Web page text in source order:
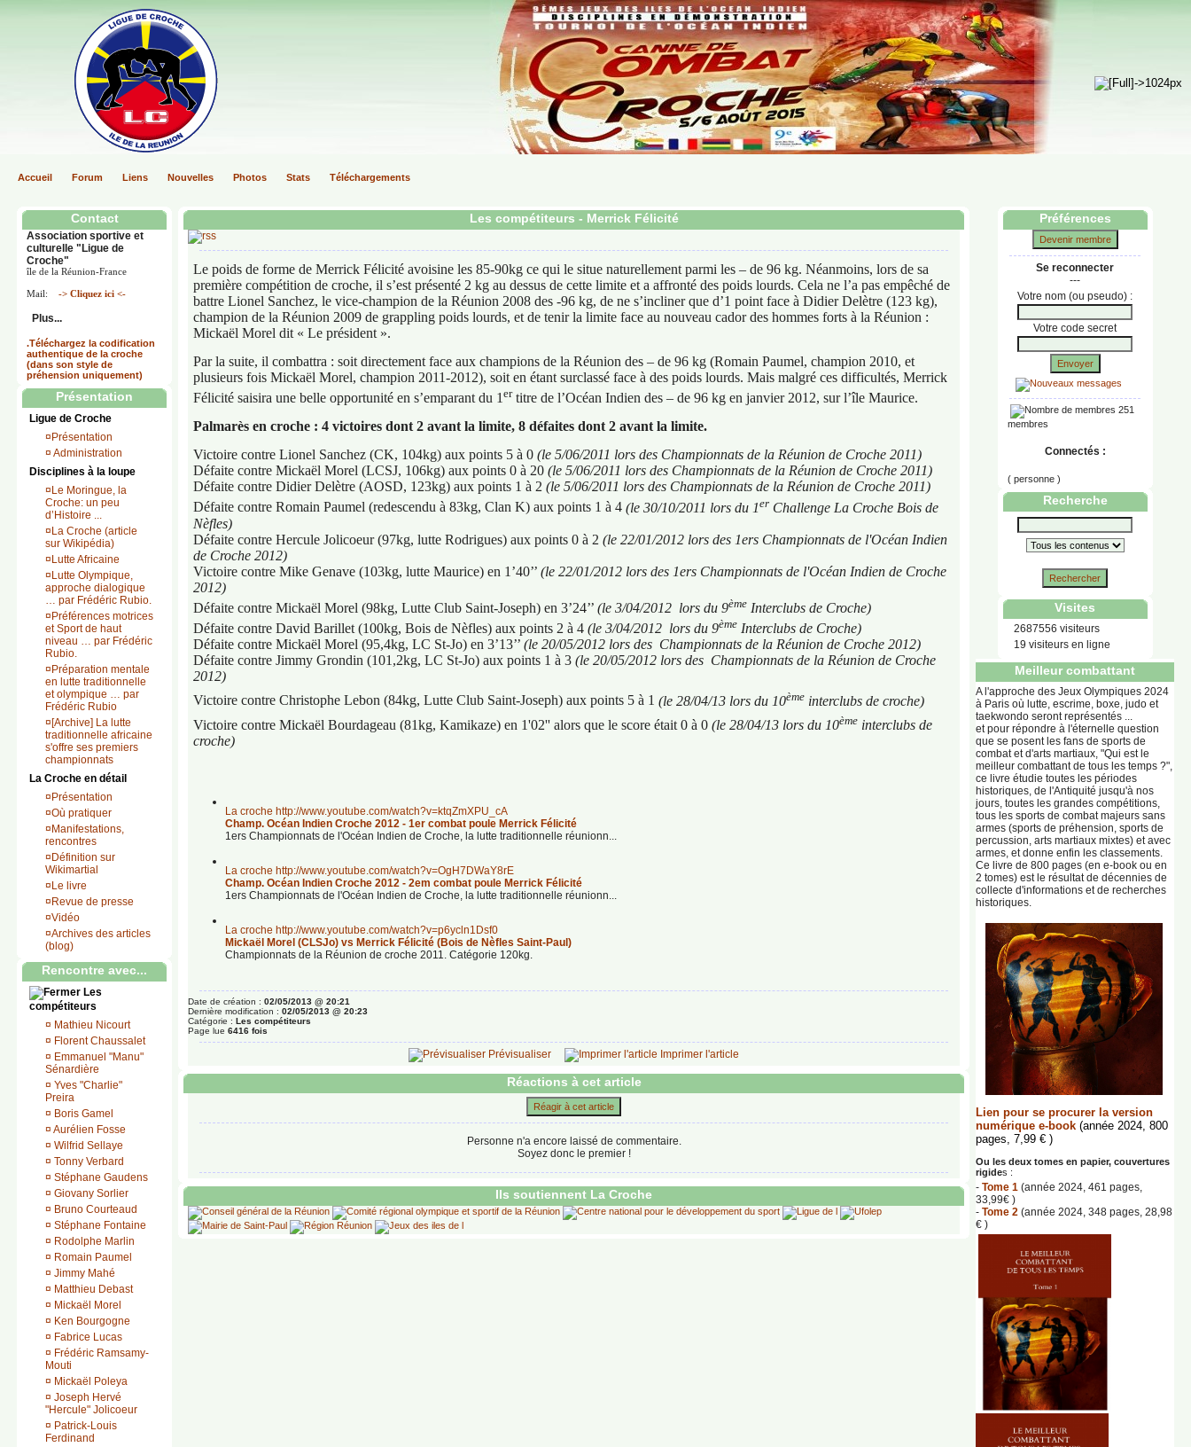
Accueil Forum Liens Nouvelles Photos Stats Téléchargements
Contact
Association sportive et
culturelle "Ligue de
Croche"
île de la Réunion-France
Mail: -> Cliquez ici <-
Plus...
.Téléchargez la codification
authentique de la croche
(dans son style de
préhension uniquement)
Présentation
Ligue de Croche
¤ Présentation
¤ Administration
Disciplines à la loupe
¤ Le Moringue, la
Croche: un peu
d’Histoire ...
¤ La Croche (article
sur Wikipédia)
¤ Lutte Africaine
¤ Lutte Olympique,
approche dialogique
… par Frédéric Rubio.
¤ Préférences motrices
et Sport de haut
niveau … par Frédéric
Rubio.
¤ Préparation mentale
en lutte traditionnelle
et olympique … par
Frédéric Rubio
¤[Archive] La lutte
traditionnelle africaine
s'offre ses premiers
championnats
La Croche en détail
¤ Présentation
¤Où pratiquer
¤ Manifestations,
rencontres
¤ Définition sur
Wikimartial
¤ Le livre
¤ Revue de presse
¤Vidéo
¤Archives des articles
(blog)
Rencontre avec...
Les
compétiteurs
¤ Mathieu Nicourt
¤ Florent Chaussalet
¤ Emmanuel "Manu"
Sénardière
¤ Yves "Charlie"
Preira
¤ Boris Gamel
¤ Aurélien Fosse
¤ Wilfrid Sellaye
¤ Tonny Verbard
¤ Stéphane Gaudens
¤ Giovany Sorlier
¤ Bruno Courteaud
¤ Stéphane Fontaine
¤ Rodolphe Marlin
¤ Romain Paumel
¤ Jimmy Mahé
¤ Matthieu Debast
¤ Mickaël Morel
¤ Ken Bourgogne
¤ Fabrice Lucas
¤ Frédéric Ramsamy-
Mouti
¤ Mickaël Poleya
¤ Joseph Hervé
"Hercule" Jolicoeur
¤ Patrick-Louis
Ferdinand
Les compétiteurs - Merrick Félicité
Le poids de forme de Merrick Félicité avoisine les 85-90kg ce qui le situe naturellement parmi les – de 96 kg. Néanmoins, lors de sa
première compétition de croche, il s’est présenté 2 kg au dessus de cette limite et a affronté des poids lourds. Cela ne l’a pas empêché de
battre Lionel Sanchez, le vice-champion de la Réunion 2008 des -96 kg, de ne s’incliner que d’1 point face à Didier Delètre (123 kg),
champion de la Réunion 2009 de grappling poids lourds, et de tenir la limite face au nouveau cador des hommes forts à la Réunion :
Mickaël Morel dit « Le président ».
Par la suite, il combattra : soit directement face aux champions de la Réunion des – de 96 kg (Romain Paumel, champion 2010, et
plusieurs fois Mickaël Morel, champion 2011-2012), soit en étant surclassé face à des poids lourds. Mais malgré ces difficultés, Merrick
Félicité saisira une belle opportunité en s’emparant du 1 ertitre de l’Océan Indien des – de 96 kg en janvier 2012, sur l’île Maurice.
Palmarès en croche : 4 victoires dont 2 avant la limite, 8 défaites dont 2 avant la limite.
Victoire contre Lionel Sanchez (CK, 104kg) aux points 5 à 0 (le 5/06/2011 lors des Championnats de la Réunion de Croche 2011)
Défaite contre Mickaël Morel (LCSJ, 106kg) aux points 0 à 20 (le 5/06/2011 lors des Championnats de la Réunion de Croche 2011)
Défaite contre Didier Delètre (AOSD, 123kg) aux points 1 à 2 (le 5/06/2011 lors des Championnats de la Réunion de Croche 2011)
Défaite contre Romain Paumel (redescendu à 83kg, Clan K) aux points 1 à 4 (le 30/10/2011 lors du 1er Challenge La Croche Bois de
Nèfles)
Défaite contre Hercule Jolicoeur (97kg, lutte Rodrigues) aux points 0 à 2 (le 22/01/2012 lors des 1ers Championnats de l'Océan Indien
de Croche 2012)
Victoire contre Mike Genave (103kg, lutte Maurice) en 1’40’’ (le 22/01/2012 lors des 1ers Championnats de l'Océan Indien de Croche
2012)
Défaite contre Mickaël Morel (98kg, Lutte Club Saint-Joseph) en 3’24’’ (le 3/04/2012 lors du 9ème Interclubs de Croche)
Défaite contre David Barillet (100kg, Bois de Nèfles) aux points 2 à 4 (le 3/04/2012 lors du 9ème Interclubs de Croche)
Défaite contre Mickaël Morel (95,4kg, LC St-Jo) en 3’13’’ (le 20/05/2012 lors des Championnats de la Réunion de Croche 2012)
Défaite contre Jimmy Grondin (101,2kg, LC St-Jo) aux points 1 à 3 (le 20/05/2012 lors des Championnats de la Réunion de Croche
2012)
Victoire contre Christophe Lebon (84kg, Lutte Club Saint-Joseph) aux points 5 à 1 (le 28/04/13 lors du 10ème interclubs de croche)
Victoire contre Mickaël Bourdageau (81kg, Kamikaze) en 1'02'' alors que le score était 0 à 0 (le 28/04/13 lors du 10ème interclubs de
croche)
La croche http://www.youtube.com/watch?v=ktqZmXPU_cA
Champ. Océan Indien Croche 2012 - 1er combat poule Merrick Félicité
‎1ers Championnats de l'Océan Indien de Croche, la lutte traditionnelle réunionn...
La croche http://www.youtube.com/watch?v=OgH7DWaY8rE
Champ. Océan Indien Croche 2012 - 2em combat poule Merrick Félicité
‎1ers Championnats de l'Océan Indien de Croche, la lutte traditionnelle réunionn...
La croche http://www.youtube.com/watch?v=p6ycln1Dsf0
Mickaël Morel (CLSJo) vs Merrick Félicité (Bois de Nèfles Saint-Paul)
Championnats de la Réunion de croche 2011. Catégorie 120kg.
Date de création : 02/05/2013 @ 20:21
Dernière modification : 02/05/2013 @ 20:23
Catégorie : Les compétiteurs
Page lue 6416 fois
Prévisualiser Imprimer l'article
Réactions à cet article
Réagir à cet article
Personne n'a encore laissé de commentaire.
Soyez donc le premier !
Ils soutiennent La Croche
Préférences
Devenir membre
Se reconnecter
---
Votre nom (ou pseudo) :
Votre code secret
Envoyer
251
membres
Connectés :
( personne )
Recherche
Rechercher
Visites
2687556 visiteurs
19 visiteurs en ligne
Meilleur combattant
A l'approche des Jeux Olympiques 2024
à Paris où lutte, escrime, boxe, judo et
taekwondo seront représentés ...
et pour répondre à l'éternelle question
que se posent les fans de sports de
combat et d'arts martiaux, "Qui est le
meilleur combattant de tous les temps ?",
ce livre étudie toutes les périodes
historiques, de l'Antiquité jusqu'à nos
jours, toutes les grandes compétitions,
tous les sports de combat majeurs sans
armes (sports de préhension, sports de
percussion, arts martiaux mixtes) et avec
armes, et donne enfin les classements.
Ce livre de 800 pages (en e-book ou en
2 tomes) est le résultat de décennies de
collecte d'informations et de recherches
historiques.
Lien pour se procurer la version
numérique e-book (année 2024, 800
pages, 7,99 € )
Ou les deux tomes en papier, couvertures
rigides :
- Tome 1 (année 2024, 461 pages,
33,99€ )
- Tome 2 (année 2024, 348 pages, 28,98
€ )